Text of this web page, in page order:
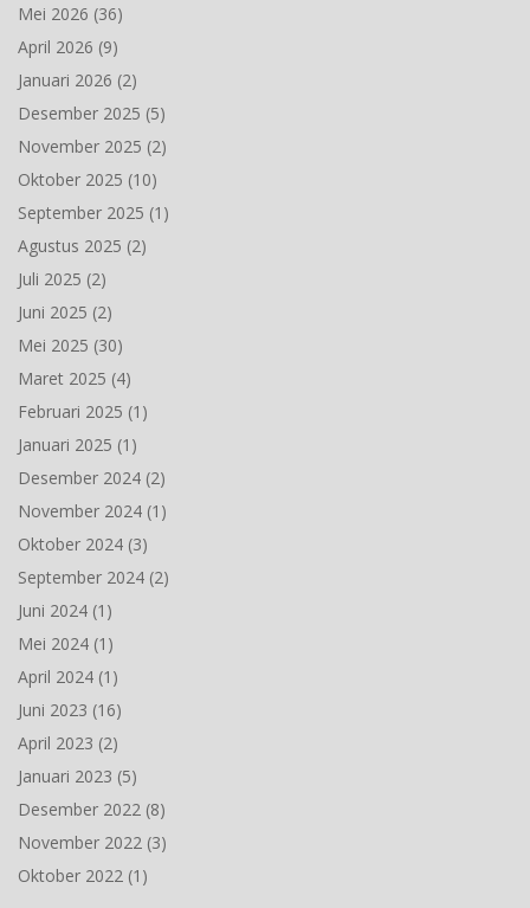
Mei 2026 (36)
April 2026 (9)
Januari 2026 (2)
Desember 2025 (5)
November 2025 (2)
Oktober 2025 (10)
September 2025 (1)
Agustus 2025 (2)
Juli 2025 (2)
Juni 2025 (2)
Mei 2025 (30)
Maret 2025 (4)
Februari 2025 (1)
Januari 2025 (1)
Desember 2024 (2)
November 2024 (1)
Oktober 2024 (3)
September 2024 (2)
Juni 2024 (1)
Mei 2024 (1)
April 2024 (1)
Juni 2023 (16)
April 2023 (2)
Januari 2023 (5)
Desember 2022 (8)
November 2022 (3)
Oktober 2022 (1)